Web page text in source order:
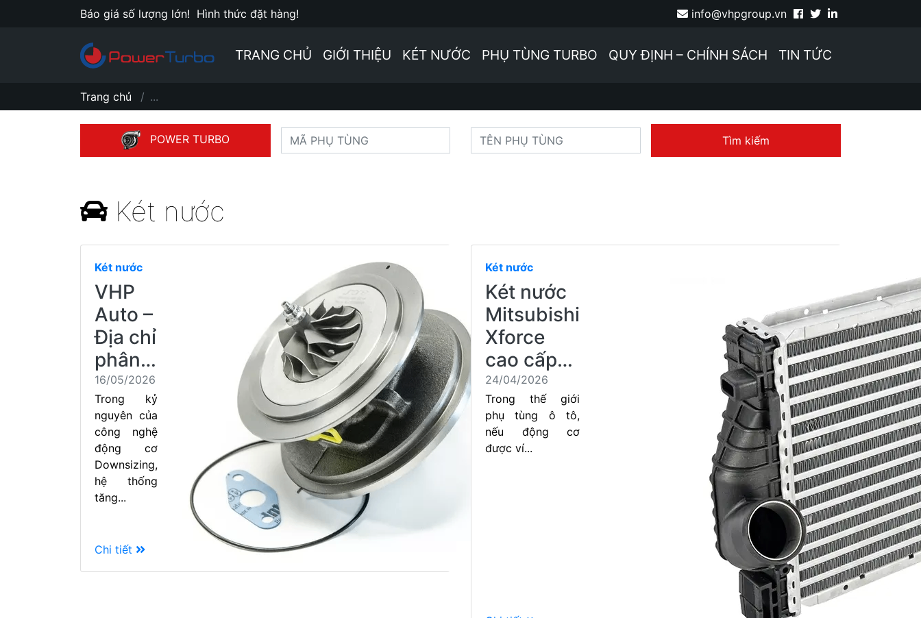
Báo giá số lượng lớn! Hình thức đặt hàng! info@vhpgroup.vn
TRANG CHỦ GIỚI THIỆU KÉT NƯỚC PHỤ TÙNG TURBO QUY ĐỊNH – CHÍNH SÁCH TIN TỨC
Trang chủ ...
POWER TURBO Tìm kiếm
Két nước
Két nước
VHP
Auto –
Địa chỉ
phân…
16/05/2026
Trong kỷ
nguyên của
công nghệ
động cơ
Downsizing,
hệ thống
tăng...
Chi tiết
Két nước
Két nước
Mitsubishi
Xforce
cao cấp…
24/04/2026
Trong thế giới
phụ tùng ô tô,
nếu động cơ
được ví...